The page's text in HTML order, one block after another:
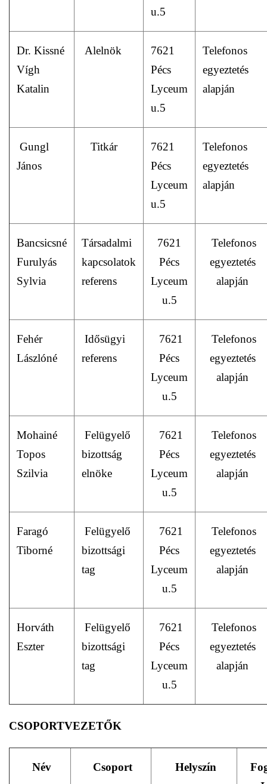
u.5
Dr. Kissné
Vígh
Katalin
Alelnök
7621
Pécs
Lyceum
u.5
Telefonos
egyeztetés
alapján
Gungl
János
Titkár
7621
Pécs
Lyceum
u.5
Telefonos
egyeztetés
alapján
Bancsicsné
Furulyás
Sylvia
Társadalmi
kapcsolatok
referens
7621
Pécs
Lyceum
u.5
Telefonos
egyeztetés
alapján
Fehér
Lászlóné
Idősügyi
referens
7621
Pécs
Lyceum
u.5
Telefonos
egyeztetés
alapján
Mohainé
Topos
Szilvia
Felügyelő
bizottság
elnöke
7621
Pécs
Lyceum
u.5
Telefonos
egyeztetés
alapján
Faragó
Tiborné
Felügyelő
bizottsági
tag
7621
Pécs
Lyceum
u.5
Telefonos
egyeztetés
alapján
Horváth
Eszter
Felügyelő
bizottsági
tag
7621
Pécs
Lyceum
u.5
Telefonos
egyeztetés
alapján
CSOPORTVEZETŐK
Név Csoport Helyszín